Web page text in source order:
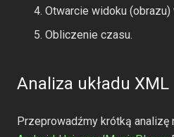
Otwarcie widoku (obrazu)
Obliczenie czasu.
Analiza układu XML
Przeprowadźmy krótką analizę